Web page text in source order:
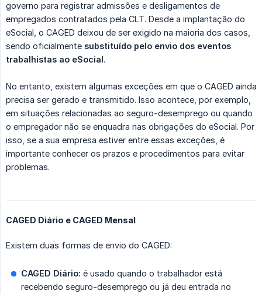
governo para registrar admissões e desligamentos de
empregados contratados pela CLT. Desde a implantação do
eSocial, o CAGED deixou de ser exigido na maioria dos casos,
sendo oficialmente substituído pelo envio dos eventos
trabalhistas ao eSocial.
No entanto, existem algumas exceções em que o CAGED ainda
precisa ser gerado e transmitido. Isso acontece, por exemplo,
em situações relacionadas ao seguro-desemprego ou quando
o empregador não se enquadra nas obrigações do eSocial. Por
isso, se a sua empresa estiver entre essas exceções, é
importante conhecer os prazos e procedimentos para evitar
problemas.
CAGED Diário e CAGED Mensal
Existem duas formas de envio do CAGED:
CAGED Diário: é usado quando o trabalhador está
recebendo seguro-desemprego ou já deu entrada no